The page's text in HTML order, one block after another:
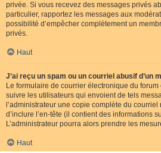
privée. Si vous recevez des messages privés
particulier, rapportez les messages aux
possibilité d’empêcher complètement un
privés.
Haut
J’ai reçu un spam ou un courriel abusif d’un
Le formulaire de courrier électronique du
suivre les utilisateurs qui envoient de tels
l’administrateur une copie complète du courriel
d’inclure l’en-tête (il contient des informations
L’administrateur pourra alors prendre les
Haut